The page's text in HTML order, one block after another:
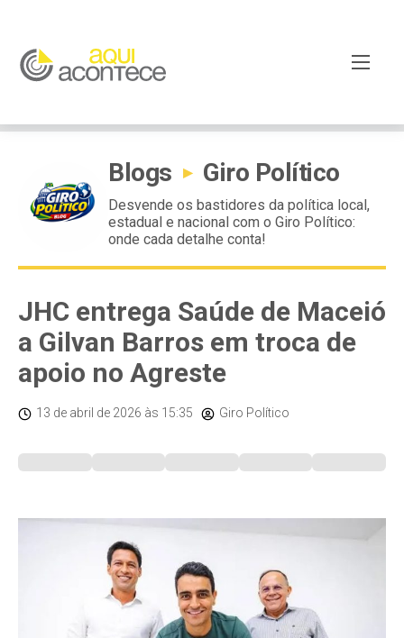
Blogs ▸ Giro Político
Desvende os bastidores da política local,
estadual e nacional com o Giro Político:
onde cada detalhe conta!
JHC entrega Saúde de Maceió
a Gilvan Barros em troca de
apoio no Agreste
13 de abril de 2026 às 15:35 Giro Político